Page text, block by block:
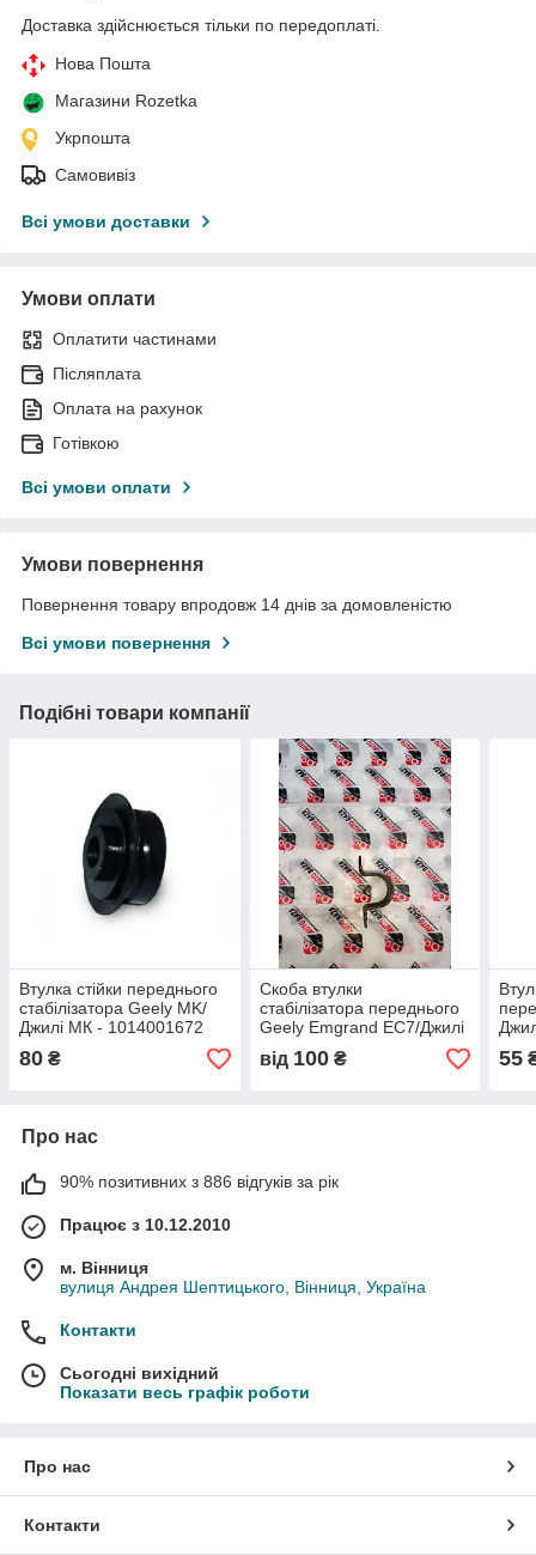
Доставка здійснюється тільки по передоплаті.
Нова Пошта
Магазини Rozetka
Укрпошта
Самовивіз
Всі умови доставки
Умови оплати
Оплатити частинами
Післяплата
Оплата на рахунок
Готівкою
Всі умови оплати
Умови повернення
Повернення товару впродовж 14 днів за домовленістю
Всі умови повернення
Подібні товари компанії
Втулка стійки переднього
стабілізатора Geely MK/
Джилі МК - 1014001672
80 ₴
Скоба втулки
стабілізатора переднього
Geely Emgrand EC7/Джилі
Емгранд ЕЦ7 -
1064000095, (з розбірки)
від 100₴ 55
Про нас
90% позитивних з 886 відгуків за рік
Працює з 10.12.2010
м. Вінниця
вулиця Андрея Шептицького, Вінниця, Україна
Контакти
Сьогодні вихідний
Показати весь графік роботи
Про нас
Контакти